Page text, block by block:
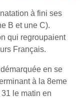
à fini ses
B et une C).
qui regroupaient
Français.
en se
à la 8eme
le matin en